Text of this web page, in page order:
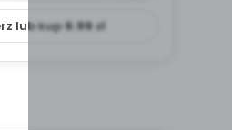
lub kup9.99zł